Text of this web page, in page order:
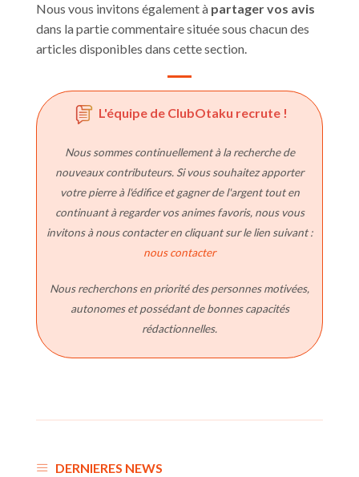
Nous vous invitons également à partager vos avis
dans la partie commentaire située sous chacun des
articles disponibles dans cette section.
L'équipe de ClubOtaku recrute !
Nous sommes continuellement à la recherche de
nouveaux contributeurs. Si vous souhaitez apporter
votre pierre à l'édifice et gagner de l'argent tout en
continuant à regarder vos animes favoris, nous vous
invitons à nous contacter en cliquant sur le lien suivant :
nous contacter
Nous recherchons en priorité des personnes motivées,
autonomes et possédant de bonnes capacités
rédactionnelles.
DERNIERES NEWS